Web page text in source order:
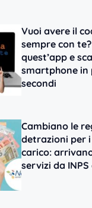
Vuoi avere il
sempre con
quest’app e
smartphone in
secondi
Cambiano le
detrazioni per
carico:
servizi da INPS